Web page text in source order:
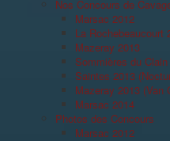
Nos Concours de
Marsac 2012
La Rochebeaucourt
Mazeray 2013
Sommières du
Saintes 2013
Mazeray 2013 (Van
Marsac 2014
Photos des Concours
Marsac 2012